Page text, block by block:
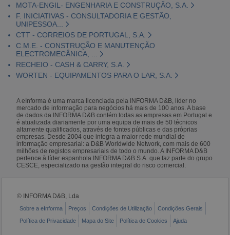
MOTA-ENGIL- ENGENHARIA E CONSTRUÇÃO, S.A.
F. INICIATIVAS - CONSULTADORIA E GESTÃO,
UNIPESSOA...
CTT - CORREIOS DE PORTUGAL, S.A.
C.M.E. - CONSTRUÇÃO E MANUTENÇÃO
ELECTROMECÂNICA, ...
RECHEIO - CASH & CARRY, S.A.
WORTEN - EQUIPAMENTOS PARA O LAR, S.A.
A eInforma é uma marca licenciada pela INFORMA D&B, líder no
mercado de informação para negócios há mais de 100 anos. A base
de dados da INFORMA D&B contém todas as empresas em Portugal e
é atualizada diariamente por uma equipa de mais de 50 técnicos
altamente qualificados, através de fontes públicas e das próprias
empresas. Desde 2004 que integra a maior rede mundial de
informação empresarial: a D&B Worldwide Network, com mais de 600
milhões de registos empresariais de todo o mundo. A INFORMA D&B
pertence à líder espanhola INFORMA D&B S.A. que faz parte do grupo
CESCE, especializado na gestão integral do risco comercial.
© INFORMA D&B, Lda
Sobre a eInforma Preços Condições de Utilização
Condições Gerais
Política de Privacidade
Mapa do Site Política de Cookies Ajuda